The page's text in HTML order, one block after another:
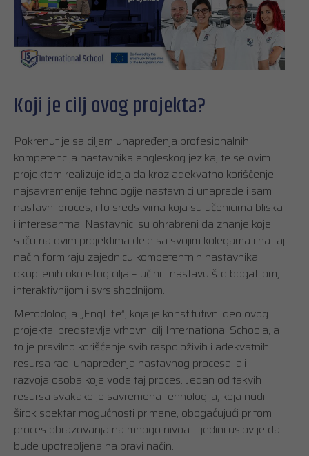
Koji je cilj ovog projekta?
Pokrenut je sa ciljem unapređenja profesionalnih
kompetencija nastavnika engleskog jezika, te se ovim
projektom realizuje ideja da kroz adekvatno koriščenje
najsavremenije tehnologije nastavnici unaprede i sam
nastavni proces, i to sredstvima koja su učenicima bliska
i interesantna. Nastavnici su ohrabreni da znanje koje
stiču na ovim projektima dele sa svojim kolegama i na taj
način formiraju zajednicu kompetentnih nastavnika
okupljenih oko istog cilja – učiniti nastavu što bogatijom,
interaktivnijom i svrsishodnijom.
Metodologija „EngLife”, koja je konstitutivni deo ovog
projekta, predstavlja vrhovni cilj International Schoola, a
to je pravilno korišćenje svih raspoloživih i adekvatnih
resursa radi unapređenja nastavnog procesa, ali i
razvoja osoba koje vode taj proces. Jedan od takvih
resursa svakako je savremena tehnologija, koja nudi
širok spektar mogućnosti primene, obogaćujući pritom
proces obrazovanja na mnogo nivoa – jedini uslov je da
bude upotrebljena na pravi način.